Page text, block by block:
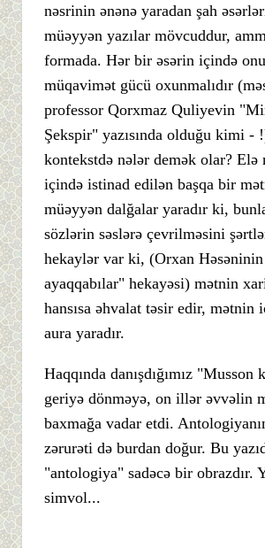
nəsrinin ənənə yaradan şah
müəyyən yazılar mövcuddur,
formada. Hər bir əsərin içində
müqavimət gücü oxunmalıdır
professor Qorxmaz Quliyevin
Şekspir" yazısında olduğu kimi -
kontekstdə nələr demək olar? Elə
içində istinad edilən başqa bir
müəyyən dalğalar yaradır ki,
sözlərin səslərə çevrilməsini
hekaylər var ki, (Orxan Həsəninin
ayaqqabılar" hekayəsi) mətnin
hansısa əhvalat təsir edir, mətnin
aura yaradır.
Haqqında danışdığımız
geriyə dönməyə, on illər əvvəlin
baxmağa vadar etdi.
zərurəti də burdan doğur. Bu
"antologiya" sadəcə bir obrazdır.
simvol...